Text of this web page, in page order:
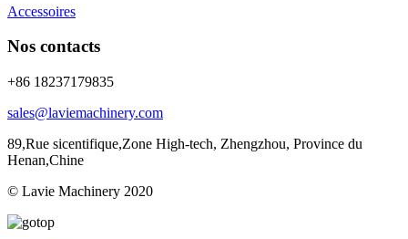
Accessoires
Nos contacts
+86 18237179835
sales@laviemachinery.com
89,Rue sicentifique,Zone High-tech, Zhengzhou, Province du
Henan,Chine
© Lavie Machinery 2020